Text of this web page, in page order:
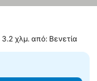
3.2 χλμ. από: Βενετία